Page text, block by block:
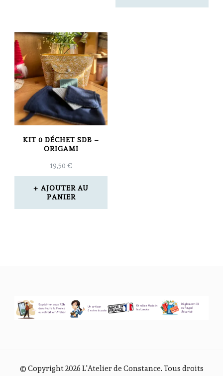
KIT 0 DÉCHET SDB –
ORIGAMI
19,50€
AJOUTER AU
PANIER
© Copyright 2026 L'Atelier de Constance. Tous droits